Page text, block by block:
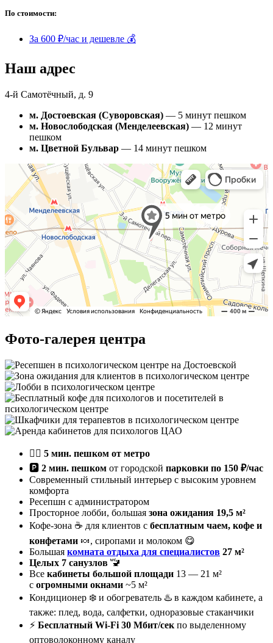
По стоимости:
За 600 ₽/час и дешевле 💰
Наш адрес
4-й Самотёчный, д. 9
м. Достоевская (Суворовская) — 5 минут пешком
м. Новослободская (Менделеевская) — 12 минут
пешком
м. Цветной Бульвар — 14 минут пешком
Фото-галерея центра
🚶‍♀️ 5 мин. пешком от метро
🅿️ 2 мин. пешком от городской парковки по 150 ₽/час
Современный стильный интерьер с высоким уровнем
комфорта
Ресепшн с администратором
Просторное лобби, большая зона ожидания 19,5 м²
Кофе-зона ☕ для клиентов с бесплатным чаем, кофе и
конфетами 🍬, сиропами и молоком 😋
Большая комната отдыха для специалистов 27 м²
Целых 7 санузлов 🚾
Все кабинеты большой площади 13 — 21 м²
с огромными окнами ~5 м²
Кондиционер ❄️ и обогреватель ♨️ в каждом кабинете, а
также: плед, вода, салфетки, одноразовые стаканчики
⚡ Бесплатный Wi-Fi 30 Мбит/сек по выделенному
оптоволоконному каналу